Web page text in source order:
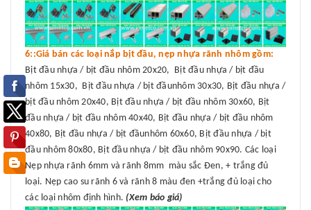
6::Giá bán các loại nắp bịt đầu, nẹp nhựa rãnh nhôm gồm:
Bịt đầu nhựa / bịt đầu nhôm 20x20, Bịt đầu nhựa / bịt đầu
nhôm 15x30, Bịt đầu nhựa / bịt đầunhôm 30x30, Bịt đầu nhựa /
bịt đầu nhôm 20x40, Bịt đầu nhựa / bịt đầu nhôm 30x60, Bịt
đầu nhựa / bịt đầu nhôm 40x40, Bịt đầu nhựa / bịt đầu nhôm
40x80, Bịt đầu nhựa / bịt đầunhôm 60x60, Bịt đầu nhựa / bịt
đầu nhôm 80x80, Bịt đầu nhựa / bịt đầu nhôm 90x90. Các loại
Nẹp nhựa rãnh 6mm và rãnh 8mm màu sắc Đen, + trắng đủ
loại. Nẹp cao su rãnh 6 và rãnh 8 màu đen +trắng đủ loại cho
các loại nhôm định hình. (Xem báo giá)